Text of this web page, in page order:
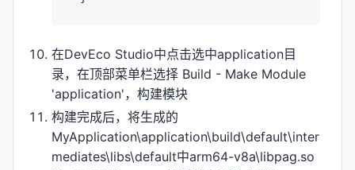
在DevEco Studio中点击选中application目
录，在顶部菜单栏选择 Build - Make Module
'application'，构建模块
构建完成后，将生成的
MyApplication\application\build\default\inter
mediates\libs\default中arm64-v8a\libpag.so